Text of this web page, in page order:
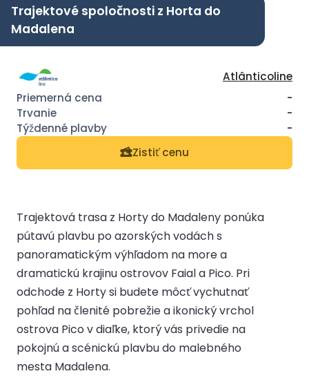
Trajektové spoločnosti z Horta do
Madalena
Atlânticoline
-
-
-
Zistiť cenu
Trajektová trasa z Horty do Madaleny ponúka
pútavú plavbu po azorských vodách s
panoramatickým výhľadom na more a
dramatickú krajinu ostrovov Faial a Pico. Pri
odchode z Horty si budete môcť vychutnať
pohľad na členité pobrežie a ikonický vrchol
ostrova Pico v diaľke, ktorý vás privedie na
pokojnú a scénickú plavbu do malebného
mesta Madalena.